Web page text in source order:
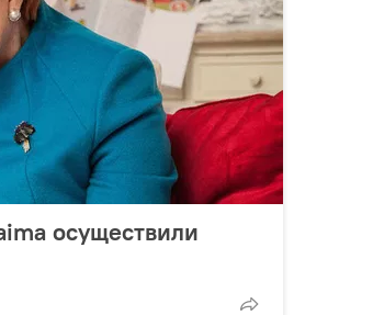
осуществили